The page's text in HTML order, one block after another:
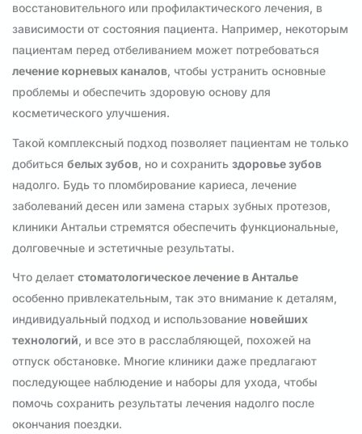
восстановительного или профилактического лечения, в
зависимости от состояния пациента. Например, некоторым
пациентам перед отбеливанием может потребоваться
лечение корневых каналов, чтобы устранить основные
проблемы и обеспечить здоровую основу для
косметического улучшения.
Такой комплексный подход позволяет пациентам не только
добиться белых зубов, но и сохранить здоровье зубов
надолго. Будь то пломбирование кариеса, лечение
заболеваний десен или замена старых зубных протезов,
клиники Антальи стремятся обеспечить функциональные,
долговечные и эстетичные результаты.
Что делает стоматологическое лечение в Анталье
особенно привлекательным, так это внимание к деталям,
индивидуальный подход и использование новейших
технологий, и все это в расслабляющей, похожей на
отпуск обстановке. Многие клиники даже предлагают
последующее наблюдение и наборы для ухода, чтобы
помочь сохранить результаты лечения надолго после
окончания поездки.